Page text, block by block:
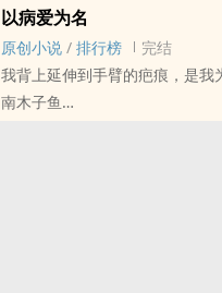
1伪父子，年下
2轻微替身梗
3有下药情节
4爸爸不洁
现代 - HE - 暗黑 - 病娇
顾简霄第一次看到向珩生的时候
大的树阴下，白色的头发随着春
画。就在那一秒，顾简霄的心脏
以病爱为名
原创小说 / 排行榜
完结
我背上延伸到手臂的疤痕，是我
南木子鱼